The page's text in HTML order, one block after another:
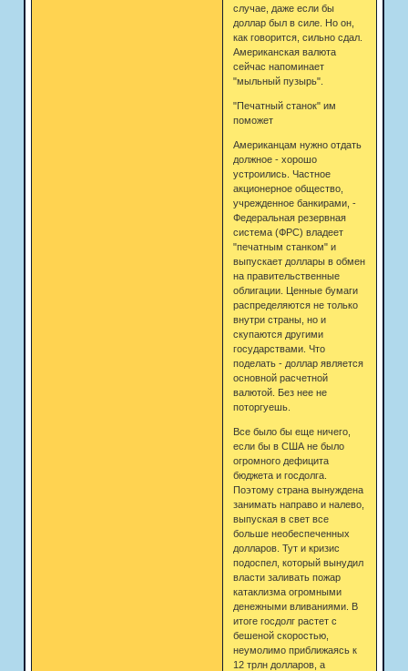
случае, даже если бы
доллар был в силе. Но он,
как говорится, сильно сдал.
Американская валюта
сейчас напоминает
"мыльный пузырь".
"Печатный станок" им
поможет
Американцам нужно отдать
должное - хорошо
устроились. Частное
акционерное общество,
учрежденное банкирами, -
Федеральная резервная
система (ФРС) владеет
"печатным станком" и
выпускает доллары в обмен
на правительственные
облигации. Ценные бумаги
распределяются не только
внутри страны, но и
скупаются другими
государствами. Что
поделать - доллар является
основной расчетной
валютой. Без нее не
поторгуешь.
Все было бы еще ничего,
если бы в США не было
огромного дефицита
бюджета и госдолга.
Поэтому страна вынуждена
занимать направо и налево,
выпуская в свет все
больше необеспеченных
долларов. Тут и кризис
подоспел, который вынудил
власти заливать пожар
катаклизма огромными
денежными вливаниями. В
итоге госдолг растет с
бешеной скоростью,
неумолимо приближаясь к
12 трлн долларов, а